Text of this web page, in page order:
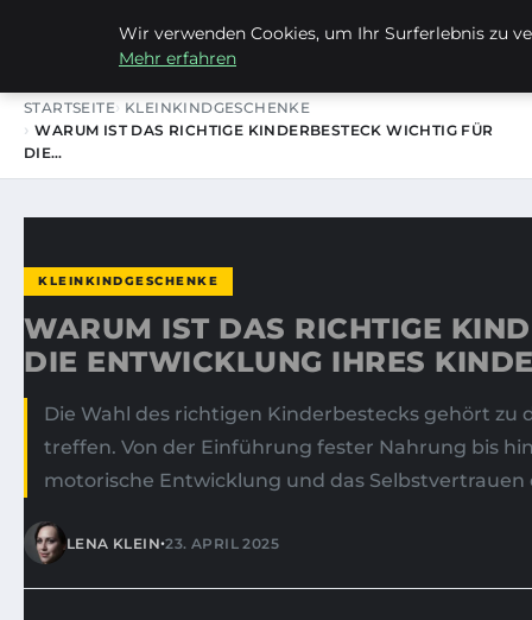
FRAUSUVI.DE
STARTSEITE KLEINKINDGESCHENKE
WARUM IST DAS RICHTIGE KINDERBESTECK WICHTIG FÜR
DIE…
KLEINKINDGESCHENKE
WARUM IST DAS RICHTIGE
DIE ENTWICKLUNG IHRES
Die Wahl des richtigen Kinderbestecks gehört
treffen. Von der Einführung fester Nahrung bis
motorische Entwicklung und das
LENA KLEIN•23. APRIL 2025
Wir verwenden Cookies, um Ihr Surferlebnis zu
Mehr erfahren